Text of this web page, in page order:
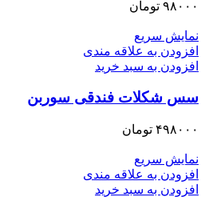
۹۸۰۰۰ تومان
نمایش سریع
افزودن به علاقه مندی
افزودن به سبد خرید
سس شکلات فندقی سوربن
۴۹۸۰۰۰ تومان
نمایش سریع
افزودن به علاقه مندی
افزودن به سبد خرید